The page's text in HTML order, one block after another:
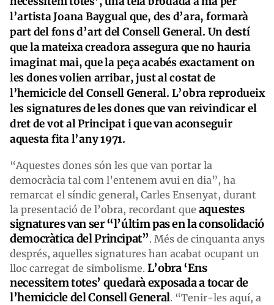
l’artista Joana Baygual que, des d’ara, formarà
part del fons d’art del Consell General. Un destí
que la mateixa creadora assegura que no hauria
imaginat mai, que la peça acabés exactament on
les dones volien arribar, just al costat de
l’hemicicle del Consell General. L’obra reprodueix
les signatures de les dones que van reivindicar el
dret de vot al Principat i que van aconseguir
aquesta fita l’any 1971.
“Aquestes dones són les que van portar la
democràcia tal com l’entenem avui en dia”, ha
remarcat el síndic general, Carles Ensenyat, durant
la presentació de l’obra, recordant que aquestes
signatures van ser “l’últim pas en la consolidació
democràtica del Principat”. Més de cinquanta anys
després, aquelles signatures han acabat ocupant un
lloc carregat de simbolisme. L’obra ‘Ens
necessitem totes’ quedarà exposada a tocar de
l’hemicicle del Consell General. “Tenir-les aquí, a